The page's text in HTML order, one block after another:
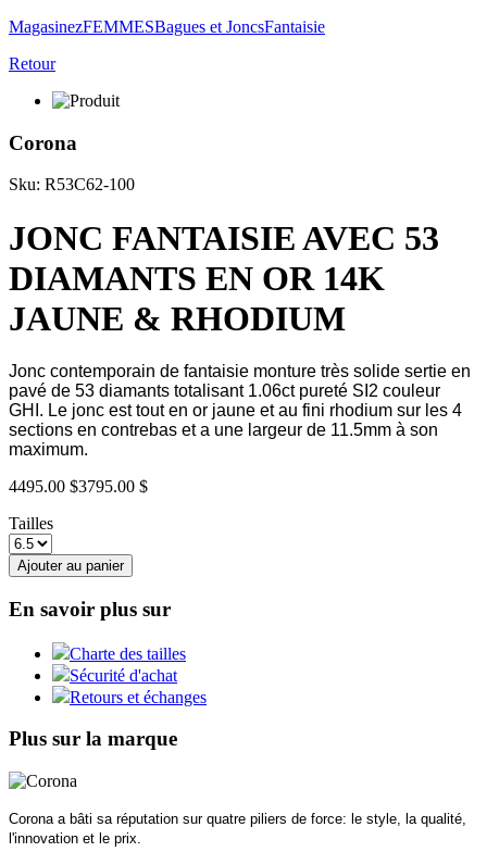
MagasinezFEMMESBagues et JoncsFantaisie
Retour
Corona
Sku: R53C62-100
JONC FANTAISIE AVEC 53
DIAMANTS EN OR 14K
JAUNE & RHODIUM
Jonc contemporain de fantaisie monture très solide sertie en
pavé de 53 diamants totalisant 1.06ct pureté SI2 couleur
GHI. Le jonc est tout en or jaune et au fini rhodium sur les 4
sections en contrebas et a une largeur de 11.5mm à son
maximum.
4495.00 $3795.00 $
Tailles
Ajouter au panier
En savoir plus sur
Charte des tailles
Sécurité d'achat
Retours et échanges
Plus sur la marque
Corona a bâti sa réputation sur quatre piliers de force: le style, la qualité,
l'innovation et le prix.